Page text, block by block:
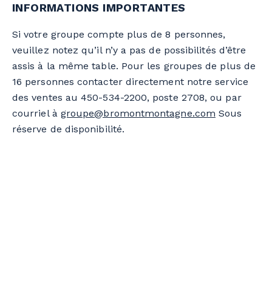
INFORMATIONS IMPORTANTES
Si votre groupe compte plus de 8 personnes,
veuillez notez qu’il n’y a pas de possibilités d’être
assis à la même table. Pour les groupes de plus de
16 personnes contacter directement notre service
des ventes au 450-534-2200, poste 2708, ou par
courriel à groupe@bromontmontagne.com Sous
réserve de disponibilité.